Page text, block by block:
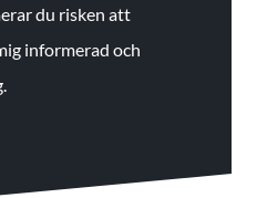
du risken att
informerad och